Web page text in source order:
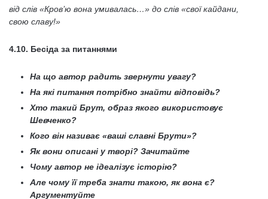
від слів «Кров’ю вона умивалась…» до слів «свої кайдани,
свою славу!»
4.10. Бесіда за питаннями
На що автор радить звернути увагу?
На які питання потрібно знайти відповідь?
Хто такий Брут, образ якого використовує
Шевченко?
Кого він називає «ваші славні Брути»?
Як вони описані у творі? Зачитайте
Чому автор не ідеалізує історію?
Але чому її треба знати такою, як вона є?
Аргументуйте